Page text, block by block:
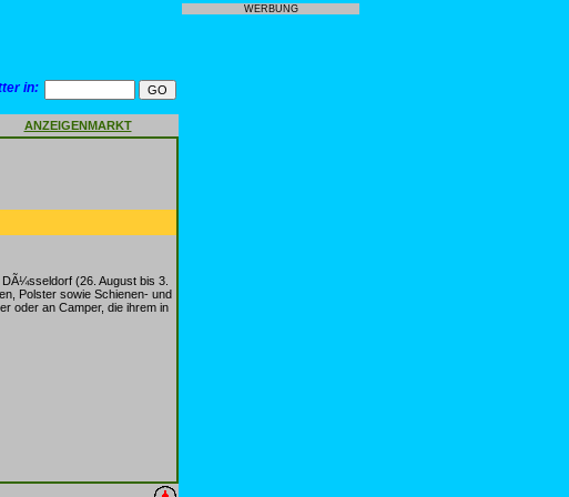
in:
ANZEIGENMARKT
(26. August bis 3.
Polster sowie Schienen- und
oder an Camper, die ihrem in
WERBUNG